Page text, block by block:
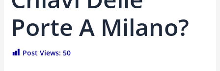
Porte A Milano?
Post Views: 50